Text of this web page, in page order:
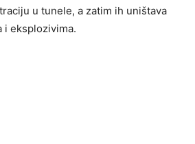
u tunele, a zatim ih uništava
i eksplozivima.